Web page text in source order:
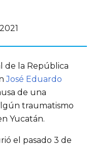
de la República
José Eduardo
de una
traumatismo
Yucatán.
el pasado 3 de